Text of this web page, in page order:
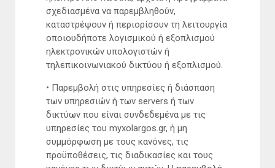
σχεδιασμένα να παρεμβληθούν,
καταστρέψουν ή περιορίσουν τη λειτουργία
οποιουδήποτε λογισμικού ή εξοπλισμού
ηλεκτρονικών υπολογιστών ή
τηλεπικοινωνιακού δικτύου ή εξοπλισμού.
• Παρεμβολή στις υπηρεσίες ή διάσπαση
των υπηρεσιών ή των servers ή των
δικτύων που είναι συνδεδεμένα με τις
υπηρεσίες του myxolargos.gr, ή μη
συμμόρφωση με τους κανόνες, τις
προϋποθέσεις, τις διαδικασίες και τους